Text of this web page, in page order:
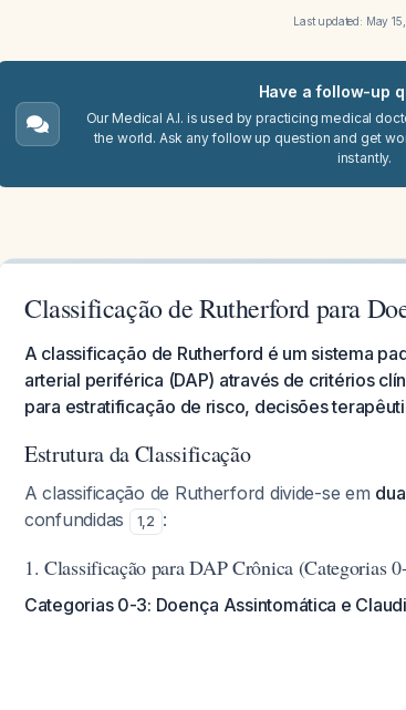
Last updated: May
Have a follow-up
Our Medical A.I. is used by practicing medical
the world. Ask any follow up question and get
instantly.
Classificação de Rutherford para
A classificação de Rutherford é um sistema
arterial periférica (DAP) através de critérios
para estratificação de risco, decisões
Estrutura da Classificação
A classificação de Rutherford divide-se em
confundidas
1,2 :
1. Classificação para DAP Crônica (Categorias
Categorias 0-3: Doença Assintomática e